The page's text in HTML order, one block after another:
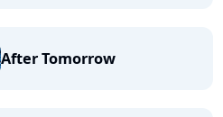
After Tomorrow